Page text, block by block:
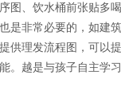
图、饮水桶前张贴多
是非常必要的，如建
供理发流程图，可以
。越是与孩子自主学